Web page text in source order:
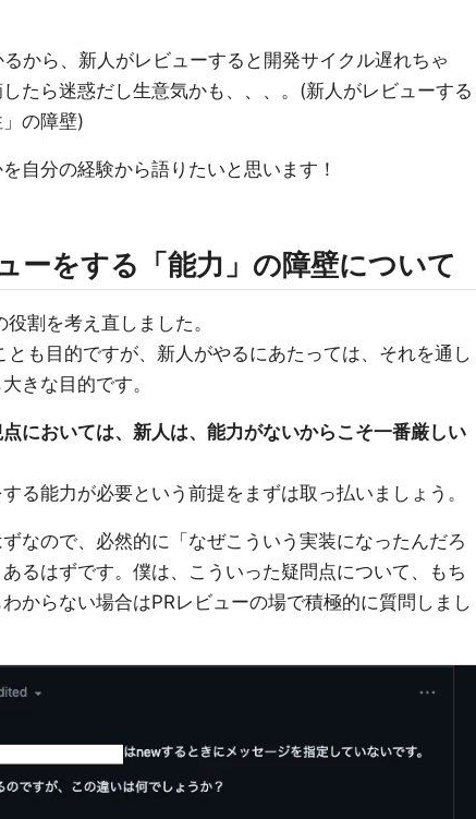
から、新人がレビューすると開発サイクル遅れちゃ
たら迷惑だし生意気かも、、、。(新人がレビューする
の障壁)
自分の経験から語りたいと思います！
ーをする「能力」の障壁について
割を考え直しました。
も目的ですが、新人がやるにあたっては、それを通し
きな目的です。
点においては、新人は、能力がないからこそ一番厳しい
る能力が必要という前提をまずは取っ払いましょう。
なので、必然的に「なぜこういう実装になったんだろ
るはずです。僕は、こういった疑問点について、もち
からない場合はPRレビューの場で積極的に質問しまし